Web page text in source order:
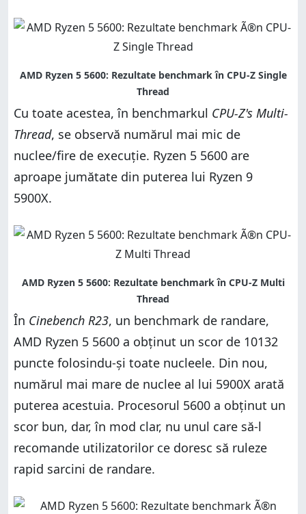
Cu toate acestea, în benchmarkul CPU-Z's Multi-
Thread, se observă numărul mai mic de
nuclee/fire de execuție. Ryzen 5 5600 are
aproape jumătate din puterea lui Ryzen 9
5900X.
În Cinebench R23, un benchmark de randare,
AMD Ryzen 5 5600 a obținut un scor de 10132
puncte folosindu-și toate nucleele. Din nou,
numărul mai mare de nuclee al lui 5900X arată
puterea acestuia. Procesorul 5600 a obținut un
scor bun, dar, în mod clar, nu unul care să-l
recomande utilizatorilor ce doresc să ruleze
rapid sarcini de randare.